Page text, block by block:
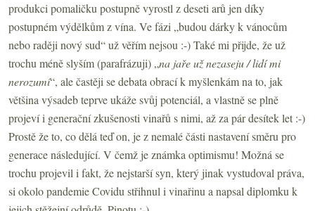
produkci pomaličku postupně vyrostl z deseti arů jen díky
postupném výdělkům z vína. Ve fázi „budou dárky k vánocům
nebo raději nový sud“ už věřím nejsou :-) Také mi přijde, že už
trochu méně slyším (parafrázuji) „na jaře už nezaseju / lidí mi
nerozumí“, ale častěji se debata obrací k myšlenkám na to, jak
většina výsadeb teprve ukáže svůj potenciál, a vlastně se plně
projeví i generační zkušenosti vinařů s nimi, až za pár desítek let :-)
Prostě že to, co dělá teď on, je z nemalé části nastavení směru pro
generace následující. V čemž je známka optimismu! Možná se
trochu projevil i fakt, že nejstarší syn, který jinak vystudoval práva,
si okolo pandemie Covidu střihnul i vinařinu a napsal diplomku k